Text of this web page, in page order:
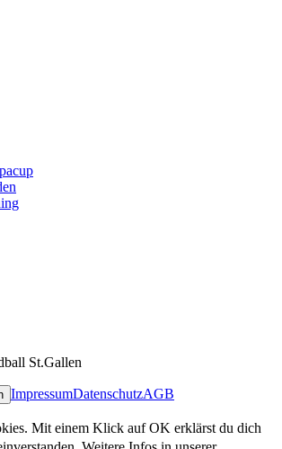
St.Gallen
ImpressumDatenschutzAGB
Mit einem Klick auf OK erklärst du dich